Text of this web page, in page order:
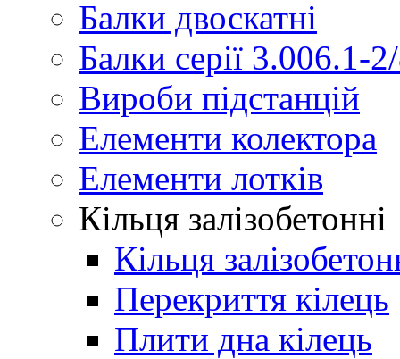
Балки двоскатні
Балки серії 3.006.1-
Вироби підстанцій
Елементи колектора
Елементи лотків
Кільця залізобетонні
Кільця
Перекриття кілець
Плити дна кілець